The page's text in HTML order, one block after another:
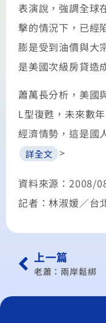
表演說，強調全球
擊的情況下，已經
膨是受到油價與大
是美國次級房貸造
蕭萬長分析，美國
L型復甦，未來數
經濟情勢，這是國
詳全文 >
資料來源：2008/
記者：林淑媛／台
上一篇